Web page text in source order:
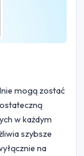
mogą zostać
w każdym
szybsze
na